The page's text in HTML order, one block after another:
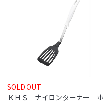
SOLD OUT
ＫＨＳ ナイロンターナー ホ